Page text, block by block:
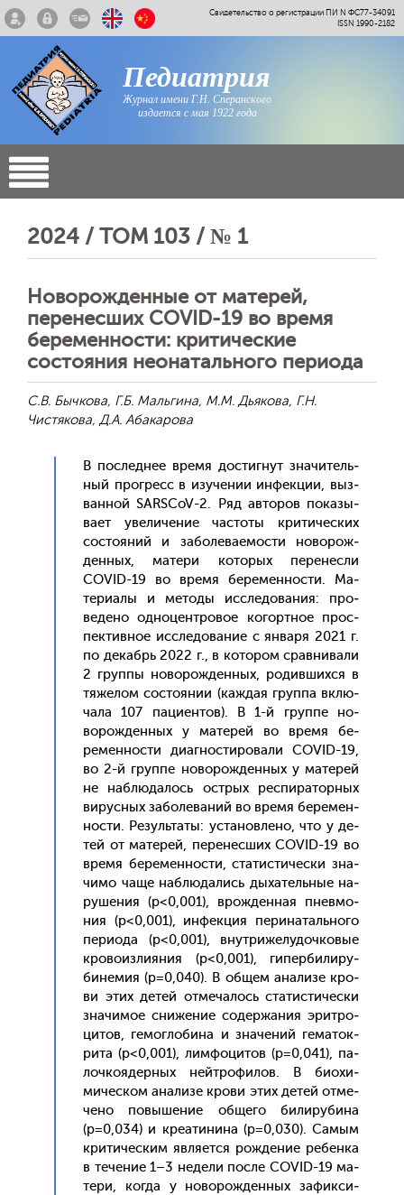
Свидетельство о регистрации ПИ N ФС77-34091
ISSN 1990-2182
Педиатрия
Журнал имени Г.Н. Сперанского
издается с мая 1922 года
2024 / ТОМ 103 / № 1
Новорожденные от матерей,
перенесших COVID-19 во время
беременности: критические
состояния неонатального периода
С.В. Бычкова, Г.Б. Мальгина, М.М. Дьякова, Г.Н.
Чистякова, Д.А. Абакарова
В пос­леднее вре­мя дос­тигнут зна­читель­
ный прог­ресс в изу­чении ин­фекции, выз­
ванной SARSCoV-2. Ряд ав­то­ров по­казы­
ва­ет уве­личе­ние час­то­ты кри­тичес­ких
сос­то­яний и за­боле­ва­емос­ти но­ворож­
денных, ма­тери ко­торых пе­ренес­ли
COVID-19 во вре­мя бе­ремен­ности. Ма­
тери­алы и ме­тоды ис­сле­дова­ния: про­
веде­но од­но­цен­тро­вое ко­гор­тное прос­
пектив­ное ис­сле­дова­ние с ян­ва­ря 2021 г.
по де­кабрь 2022 г., в ко­тором срав­ни­вали
2 груп­пы но­ворож­денных, ро­див­шихся в
тя­желом сос­то­янии (каж­дая груп­па вклю­
чала 107 па­ци­ен­тов). В 1-й груп­пе но­
ворож­денных у ма­терей во вре­мя бе­
ремен­ности ди­аг­ности­рова­ли COVID-19,
во 2-й груп­пе но­ворож­денных у ма­терей
не наб­лю­далось ос­трых рес­пи­ратор­ных
ви­рус­ных за­боле­ваний во вре­мя бе­ремен­
ности. Ре­зуль­та­ты: ус­та­нов­ле­но, что у де­
тей от ма­терей, пе­ренес­ших COVID-19 во
вре­мя бе­ремен­ности, ста­тис­ти­чес­ки зна­
чимо ча­ще наб­лю­дались ды­хатель­ные на­
руше­ния (р<0,001), врож­денная пнев­мо­
ния (р<0,001), ин­фекция пе­рина­таль­но­го
пе­ри­ода (р<0,001), внут­ри­желу­доч­ко­вые
кро­во­из­ли­яния (р<0,001), ги­пер­би­лиру­
бине­мия (р=0,040). В об­щем ана­лизе кро­
ви этих де­тей от­ме­чалось ста­тис­ти­чес­ки
зна­чимое сни­жение со­дер­жа­ния эрит­ро­
цитов, ге­мог­ло­бина и зна­чений ге­маток­
ри­та (р<0,001), лим­фо­цитов (р=0,041), па­
лоч­ко­ядер­ных ней­тро­филов. В би­охи­
мичес­ком ана­лизе кро­ви этих де­тей от­ме­
чено по­выше­ние об­ще­го би­лиру­бина
(р=0,034) и кре­ати­нина (р=0,030). Са­мым
кри­тичес­ким яв­ля­ет­ся рож­де­ние ре­бен­ка
в те­чение 1–3 не­дели пос­ле COVID-19 ма­
тери, ког­да у но­ворож­денных за­фик­си­